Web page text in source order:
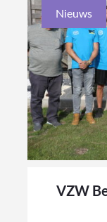
Nieuws
VZW